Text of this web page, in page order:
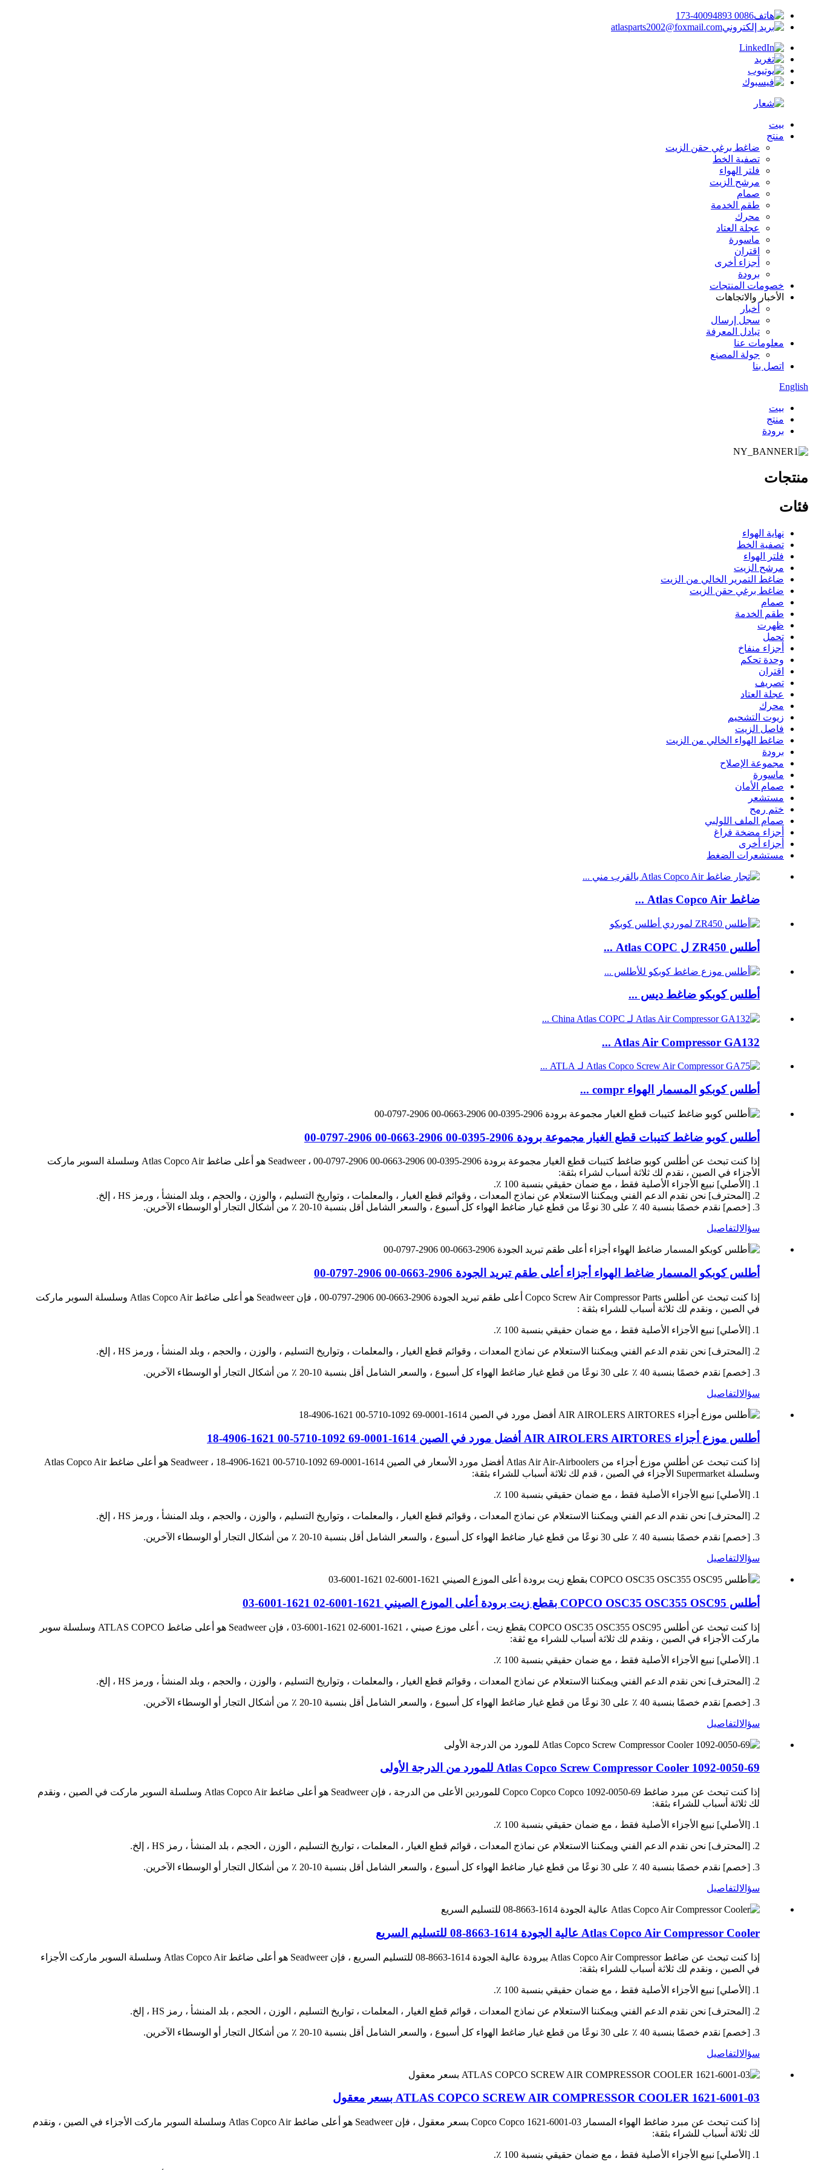
0086 173-40094893
atlasparts2002@foxmail.com
بيت
منتج
ضاغط برغي حقن الزيت
تصفية الخط
فلتر الهواء
مرشح الزيت
صمام
طقم الخدمة
محرك
عجلة العتاد
ماسورة
اقتران
أجزاء أخرى
برودة
خصومات المنتجات
الأخبار والاتجاهات
أخبار
سجل إرسال
تبادل المعرفة
معلومات عنا
جولة المصنع
اتصل بنا
English
بيت
منتج
برودة
منتجات
فئات
نهاية الهواء
تصفية الخط
فلتر الهواء
مرشح الزيت
ضاغط التمرير الخالي من الزيت
ضاغط برغي حقن الزيت
صمام
طقم الخدمة
ظهرت
تحمل
أجزاء منفاخ
وحدة تحكم
اقتران
تصريف
عجلة العتاد
محرك
زيوت التشحيم
فاصل الزيت
ضاغط الهواء الخالي من الزيت
برودة
مجموعة الإصلاح
ماسورة
صمام الأمان
مستشعر
ختم رمح
صمام الملف اللولبي
أجزاء مضخة فراغ
أجزاء أخرى
مستشعرات الضغط
ضاغط Atlas Copco Air ...
أطلس ZR450 ل Atlas COPC ...
أطلس كوبكو ضاغط ديس ...
Atlas Air Compressor GA132 ...
أطلس كوبكو المسمار الهواء compr ...
أطلس كوبو ضاغط كتيبات قطع الغيار مجموعة برودة 2906-0395-00 2906-0663-00 2906-0797-00
إذا كنت تبحث عن أطلس كوبو ضاغط كتيبات قطع الغيار مجموعة برودة 2906-0395-00 2906-0663-00 2906-0797-00 ، Seadweer هو أعلى ضاغط Atlas Copco Air وسلسلة السوبر ماركت
الأجزاء في الصين ، نقدم لك ثلاثة أسباب لشراء بثقة:
1. [الأصلي] نبيع الأجزاء الأصلية فقط ، مع ضمان حقيقي بنسبة 100 ٪.
2. [المحترف] نحن نقدم الدعم الفني ويمكننا الاستعلام عن نماذج المعدات ، وقوائم قطع الغيار ، والمعلمات ، وتواريخ التسليم ، والوزن ، والحجم ، وبلد المنشأ ، ورمز HS ، إلخ.
3. [خصم] نقدم خصمًا بنسبة 40 ٪ على 30 نوعًا من قطع غيار ضاغط الهواء كل أسبوع ، والسعر الشامل أقل بنسبة 10-20 ٪ من أشكال التجار أو الوسطاء الآخرين.
سؤالالتفاصيل
أطلس كوبكو المسمار ضاغط الهواء أجزاء أعلى طقم تبريد الجودة 2906-0663-00 2906-0797-00
إذا كنت تبحث عن أطلس Copco Screw Air Compressor Parts أعلى طقم تبريد الجودة 2906-0663-00 2906-0797-00 ، فإن Seadweer هو أعلى ضاغط Atlas Copco Air وسلسلة السوبر ماركت
في الصين ، ونقدم لك ثلاثة أسباب للشراء بثقة :
1. [الأصلي] نبيع الأجزاء الأصلية فقط ، مع ضمان حقيقي بنسبة 100 ٪.
2. [المحترف] نحن نقدم الدعم الفني ويمكننا الاستعلام عن نماذج المعدات ، وقوائم قطع الغيار ، والمعلمات ، وتواريخ التسليم ، والوزن ، والحجم ، وبلد المنشأ ، ورمز HS ، إلخ.
3. [خصم] نقدم خصمًا بنسبة 40 ٪ على 30 نوعًا من قطع غيار ضاغط الهواء كل أسبوع ، والسعر الشامل أقل بنسبة 10-20 ٪ من أشكال التجار أو الوسطاء الآخرين.
سؤالالتفاصيل
أطلس موزع أجزاء AIR AIROLERS AIRTORES أفضل مورد في الصين 1614-0001-69 1092-5710-00 1621-4906-18
إذا كنت تبحث عن أطلس موزع أجزاء من Atlas Air Air-Airboolers أفضل مورد الأسعار في الصين 1614-0001-69 1092-5710-00 1621-4906-18 ، Seadweer هو أعلى ضاغط Atlas Copco Air
وسلسلة Supermarket الأجزاء في الصين ، قدم لك ثلاثة أسباب للشراء بثقة:
1. [الأصلي] نبيع الأجزاء الأصلية فقط ، مع ضمان حقيقي بنسبة 100 ٪.
2. [المحترف] نحن نقدم الدعم الفني ويمكننا الاستعلام عن نماذج المعدات ، وقوائم قطع الغيار ، والمعلمات ، وتواريخ التسليم ، والوزن ، والحجم ، وبلد المنشأ ، ورمز HS ، إلخ.
3. [خصم] نقدم خصمًا بنسبة 40 ٪ على 30 نوعًا من قطع غيار ضاغط الهواء كل أسبوع ، والسعر الشامل أقل بنسبة 10-20 ٪ من أشكال التجار أو الوسطاء الآخرين.
سؤالالتفاصيل
أطلس COPCO OSC35 OSC355 OSC95 بقطع زيت برودة أعلى الموزع الصيني 1621-6001-02 1621-6001-03
إذا كنت تبحث عن أطلس COPCO OSC35 OSC355 OSC95 بقطع زيت ، أعلى موزع صيني ، 1621-6001-02 1621-6001-03 ، فإن Seadweer هو أعلى ضاغط ATLAS COPCO وسلسلة سوبر
ماركت الأجزاء في الصين ، ونقدم لك ثلاثة أسباب للشراء مع ثقة:
1. [الأصلي] نبيع الأجزاء الأصلية فقط ، مع ضمان حقيقي بنسبة 100 ٪.
2. [المحترف] نحن نقدم الدعم الفني ويمكننا الاستعلام عن نماذج المعدات ، وقوائم قطع الغيار ، والمعلمات ، وتواريخ التسليم ، والوزن ، والحجم ، وبلد المنشأ ، ورمز HS ، إلخ.
3. [خصم] نقدم خصمًا بنسبة 40 ٪ على 30 نوعًا من قطع غيار ضاغط الهواء كل أسبوع ، والسعر الشامل أقل بنسبة 10-20 ٪ من أشكال التجار أو الوسطاء الآخرين.
سؤالالتفاصيل
Atlas Copco Screw Compressor Cooler 1092-0050-69 للمورد من الدرجة الأولى
إذا كنت تبحث عن مبرد ضاغط Copco Copco Copco 1092-0050-69 للموردين الأعلى من الدرجة ، فإن Seadweer هو أعلى ضاغط Atlas Copco Air وسلسلة السوبر ماركت في الصين ، ونقدم
لك ثلاثة أسباب للشراء بثقة:
1. [الأصلي] نبيع الأجزاء الأصلية فقط ، مع ضمان حقيقي بنسبة 100 ٪.
2. [المحترف] نحن نقدم الدعم الفني ويمكننا الاستعلام عن نماذج المعدات ، قوائم قطع الغيار ، المعلمات ، تواريخ التسليم ، الوزن ، الحجم ، بلد المنشأ ، رمز HS ، إلخ.
3. [خصم] نقدم خصمًا بنسبة 40 ٪ على 30 نوعًا من قطع غيار ضاغط الهواء كل أسبوع ، والسعر الشامل أقل بنسبة 10-20 ٪ من أشكال التجار أو الوسطاء الآخرين.
سؤالالتفاصيل
Atlas Copco Air Compressor Cooler عالية الجودة 1614-8663-08 للتسليم السريع
إذا كنت تبحث عن ضاغط Atlas Copco Air Compressor ببرودة عالية الجودة 1614-8663-08 للتسليم السريع ، فإن Seadweer هو أعلى ضاغط Atlas Copco Air وسلسلة السوبر ماركت الأجزاء
في الصين ، ونقدم لك ثلاثة أسباب للشراء بثقة:
1. [الأصلي] نبيع الأجزاء الأصلية فقط ، مع ضمان حقيقي بنسبة 100 ٪.
2. [المحترف] نحن نقدم الدعم الفني ويمكننا الاستعلام عن نماذج المعدات ، قوائم قطع الغيار ، المعلمات ، تواريخ التسليم ، الوزن ، الحجم ، بلد المنشأ ، رمز HS ، إلخ.
3. [خصم] نقدم خصمًا بنسبة 40 ٪ على 30 نوعًا من قطع غيار ضاغط الهواء كل أسبوع ، والسعر الشامل أقل بنسبة 10-20 ٪ من أشكال التجار أو الوسطاء الآخرين.
سؤالالتفاصيل
ATLAS COPCO SCREW AIR COMPRESSOR COOLER 1621-6001-03 بسعر معقول
إذا كنت تبحث عن مبرد ضاغط الهواء المسمار Copco Copco 1621-6001-03 بسعر معقول ، فإن Seadweer هو أعلى ضاغط Atlas Copco Air وسلسلة السوبر ماركت الأجزاء في الصين ، ونقدم
لك ثلاثة أسباب للشراء بثقة:
1. [الأصلي] نبيع الأجزاء الأصلية فقط ، مع ضمان حقيقي بنسبة 100 ٪.